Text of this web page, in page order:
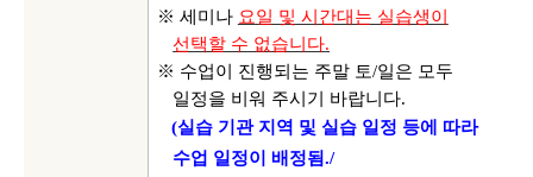
※ 세미나 요일 및 시간대는 실습생이
선택할 수 없습니다.
※ 수업이 진행되는 주말 토/일은 모두
일정을 비워 주시기 바랍니다.
(실습 기관 지역 및 실습 일정 등에 따라
수업 일정이 배정됨./